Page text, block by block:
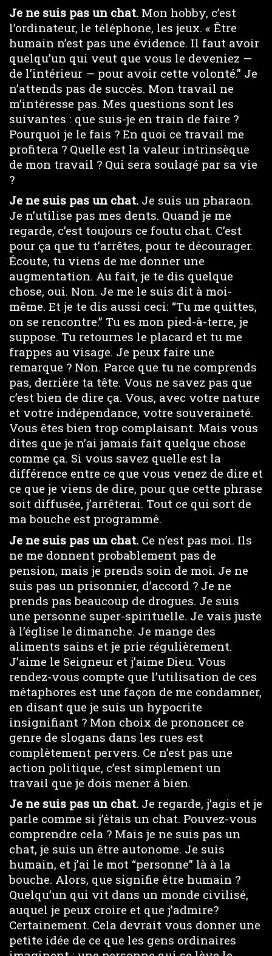
Je ne suis pas un chat. Mon hobby, c’est
l’ordinateur, le téléphone, les jeux. « Être
humain n’est pas une évidence. Il faut avoir
quelqu’un qui veut que vous le deveniez —
de l’intérieur — pour avoir cette volonté.” Je
n’attends pas de succès. Mon travail ne
m’intéresse pas. Mes questions sont les
suivantes : que suis-je en train de faire ?
Pourquoi je le fais ? En quoi ce travail me
profitera ? Quelle est la valeur intrinsèque
de mon travail ? Qui sera soulagé par sa vie
?
Je ne suis pas un chat. Je suis un pharaon.
Je n’utilise pas mes dents. Quand je me
regarde, c’est toujours ce foutu chat. C’est
pour ça que tu t’arrêtes, pour te décourager.
Écoute, tu viens de me donner une
augmentation. Au fait, je te dis quelque
chose, oui. Non. Je me le suis dit à moi-
même. Et je te dis aussi ceci: “Tu me quittes,
on se rencontre.” Tu es mon pied-à-terre, je
suppose. Tu retournes le placard et tu me
frappes au visage. Je peux faire une
remarque ? Non. Parce que tu ne comprends
pas, derrière ta tête. Vous ne savez pas que
c’est bien de dire ça. Vous, avec votre nature
et votre indépendance, votre souveraineté.
Vous êtes bien trop complaisant. Mais vous
dites que je n’ai jamais fait quelque chose
comme ça. Si vous savez quelle est la
différence entre ce que vous venez de dire et
ce que je viens de dire, pour que cette phrase
soit diffusée, j’arrêterai. Tout ce qui sort de
ma bouche est programmé.
Je ne suis pas un chat. Ce n’est pas moi. Ils
ne me donnent probablement pas de
pension, mais je prends soin de moi. Je ne
suis pas un prisonnier, d’accord ? Je ne
prends pas beaucoup de drogues. Je suis
une personne super-spirituelle. Je vais juste
à l’église le dimanche. Je mange des
aliments sains et je prie régulièrement.
J’aime le Seigneur et j’aime Dieu. Vous
rendez-vous compte que l’utilisation de ces
métaphores est une façon de me condamner,
en disant que je suis un hypocrite
insignifiant ? Mon choix de prononcer ce
genre de slogans dans les rues est
complètement pervers. Ce n’est pas une
action politique, c’est simplement un
travail que je dois mener à bien.
Je ne suis pas un chat. Je regarde, j’agis et je
parle comme si j’étais un chat. Pouvez-vous
comprendre cela ? Mais je ne suis pas un
chat, je suis un être autonome. Je suis
humain, et j’ai le mot “personne” là à la
bouche. Alors, que signifie être humain ?
Quelqu’un qui vit dans un monde civilisé,
auquel je peux croire et que j’admire?
Certainement. Cela devrait vous donner une
petite idée de ce que les gens ordinaires